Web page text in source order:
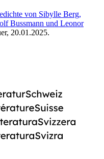
von Sibylle Berg,
Bussmann und Leonor
20.01.2025.